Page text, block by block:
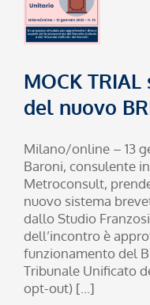
MOCK
del nuovo
Milano/online – 13
Baroni, consulente
Metroconsult,
nuovo sistema
dallo Studio
dell’incontro è
funzionamento del
Tribunale Unificato
opt-out) [...]